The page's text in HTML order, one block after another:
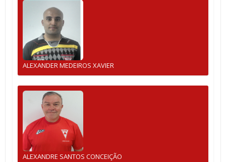
ALEXANDER MEDEIROS XAVIER
ALEXANDRE SANTOS CONCEIÇÃO